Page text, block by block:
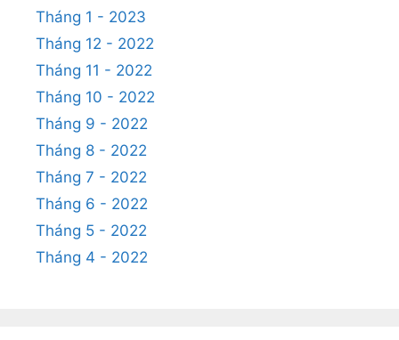
Tháng 1 - 2023
Tháng 12 - 2022
Tháng 11 - 2022
Tháng 10 - 2022
Tháng 9 - 2022
Tháng 8 - 2022
Tháng 7 - 2022
Tháng 6 - 2022
Tháng 5 - 2022
Tháng 4 - 2022